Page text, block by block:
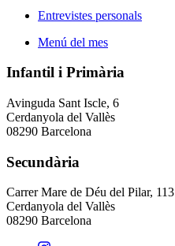
Entrevistes personals
Menú del mes
Infantil i Primària
Avinguda Sant Iscle, 6
Cerdanyola del Vallès
08290 Barcelona
Secundària
Carrer Mare de Déu del Pilar, 113
Cerdanyola del Vallès
08290 Barcelona